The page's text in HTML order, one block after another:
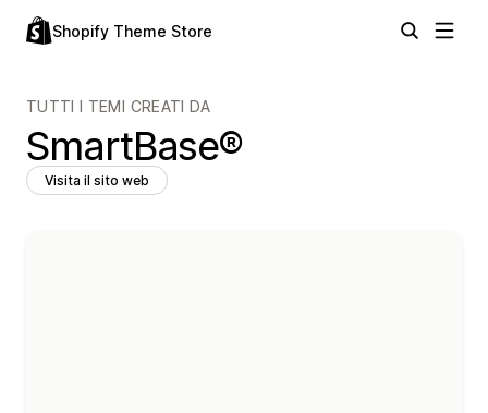
Shopify Theme Store
TUTTI I TEMI CREATI DA
SmartBase®
Visita il sito web